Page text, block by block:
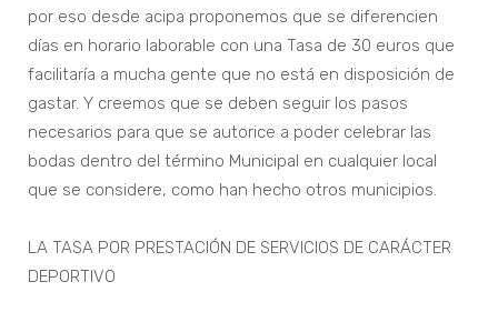
por eso desde acipa proponemos que se diferencien
días en horario laborable con una Tasa de 30 euros que
facilitaría a mucha gente que no está en disposición de
gastar. Y creemos que se deben seguir los pasos
necesarios para que se autorice a poder celebrar las
bodas dentro del término Municipal en cualquier local
que se considere, como han hecho otros municipios.
LA TASA POR PRESTACIÓN DE SERVICIOS DE CARÁCTER
DEPORTIVO